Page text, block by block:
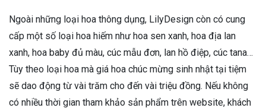
Ngoài những loại hoa thông dụng, LilyDesign còn có cung
cấp một số loại hoa hiếm như hoa sen xanh, hoa địa lan
xanh, hoa baby đủ màu, cúc mẫu đơn, lan hồ điệp, cúc tana…
Tùy theo loại hoa mà giá hoa chúc mừng sinh nhật tại tiệm
sẽ dao động từ vài trăm cho đến vài triệu đồng. Nếu không
có nhiều thời gian tham khảo sản phẩm trên website, khách